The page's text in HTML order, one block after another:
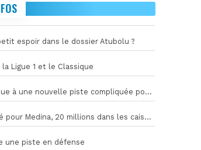
espoir dans le dossier Atubolu ?
la Ligue 1 et le Classique
L’OM s’attaque à une nouvelle piste compliquée pour la succession de Rulli
C’est bouclé pour Medina, 20 millions dans les caisses de l’OM
une piste en défense